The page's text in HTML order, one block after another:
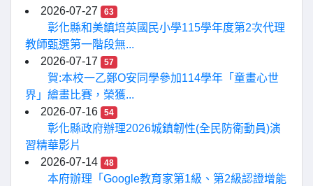
2026-07-27
63
彰化縣和美鎮培英國民小學115學年度第2次代理
教師甄選第一階段無...
2026-07-17
57
賀:本校一乙鄭O安同學參加114學年「童畫心世
界」繪畫比賽，榮獲...
2026-07-16
54
彰化縣政府辦理2026城鎮韌性(全民防衛動員)演
習精華影片
2026-07-14
48
本府辦理「Google教育家第1級、第2級認證增能